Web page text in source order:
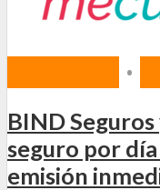
•
BIND
seguro por
emisión